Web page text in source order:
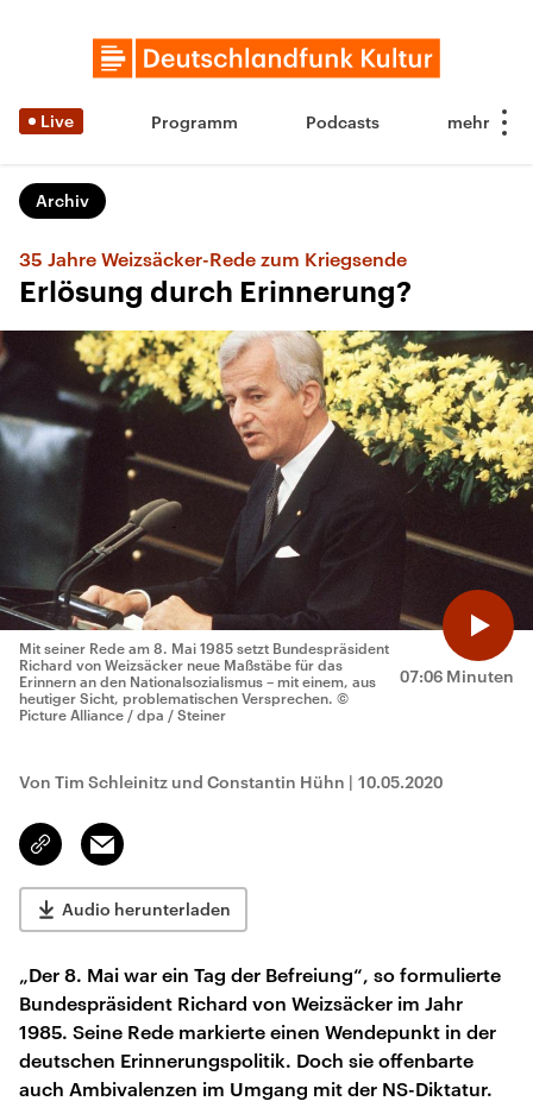
Live Programm Podcasts
Archiv
35 Jahre Weizsäcker-Rede zum Kriegsende
Erlösung durch Erinnerung?
07:06 Minuten
Mit seiner Rede am 8. Mai 1985 setzt Bundespräsident
Richard von Weizsäcker neue Maßstäbe für das
Erinnern an den Nationalsozialismus – mit einem, aus
heutiger Sicht, problematischen Versprechen. ©
Picture Alliance / dpa / Steiner
Von Tim Schleinitz und Constantin Hühn | 10.05.2020
Link
kopieren/teilen
Email
Audio herunterladen
„Der 8. Mai war ein Tag der Befreiung“, so formulierte
Bundespräsident Richard von Weizsäcker im Jahr
1985. Seine Rede markierte einen Wendepunkt in der
deutschen Erinnerungspolitik. Doch sie offenbarte
auch Ambivalenzen im Umgang mit der NS-Diktatur.